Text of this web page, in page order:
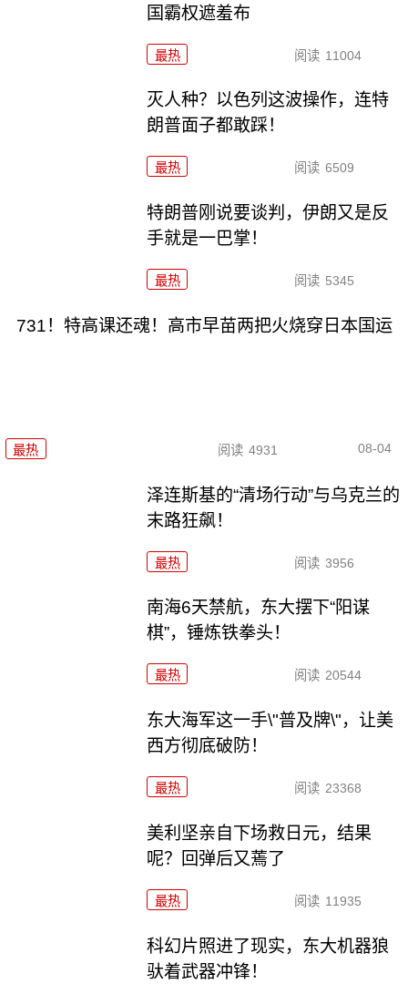
国霸权遮羞布
最热 阅读 11004
灭人种？以色列这波操作，连特
朗普面子都敢踩！
最热 阅读 6509
特朗普刚说要谈判，伊朗又是反
手就是一巴掌！
最热 阅读 5345
731！特高课还魂！高市早苗两把火烧穿日本国运
最热 阅读 4931 08-04
泽连斯基的“清场行动”与乌克兰的
末路狂飙！
最热 阅读 3956
南海6天禁航，东大摆下“阳谋
棋”，锤炼铁拳头！
最热 阅读 20544
东大海军这一手\"普及牌\"，让美
西方彻底破防！
最热 阅读 23368
美利坚亲自下场救日元，结果
呢？回弹后又蔫了
最热 阅读 11935
科幻片照进了现实，东大机器狼
驮着武器冲锋！